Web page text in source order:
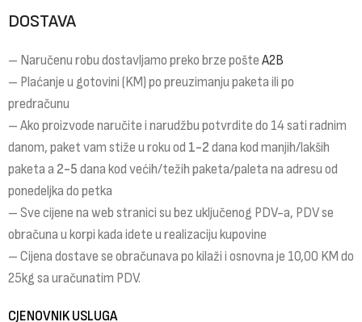
DOSTAVA
– Naručenu robu dostavljamo preko brze pošte A2B
– Plaćanje u gotovini (KM) po preuzimanju paketa ili po
predračunu
– Ako proizvode naručite i narudžbu potvrdite do 14 sati radnim
danom, paket vam stiže u roku od 1-2 dana kod manjih/lakših
paketa a 2-5 dana kod većih/težih paketa/paleta na adresu od
ponedeljka do petka
– Sve cijene na web stranici su bez uključenog PDV-a, PDV se
obračuna u korpi kada idete u realizaciju kupovine
– Cijena dostave se obračunava po kilaži i osnovna je 10,00 KM do
25kg sa uračunatim PDV.
CJENOVNIK USLUGA